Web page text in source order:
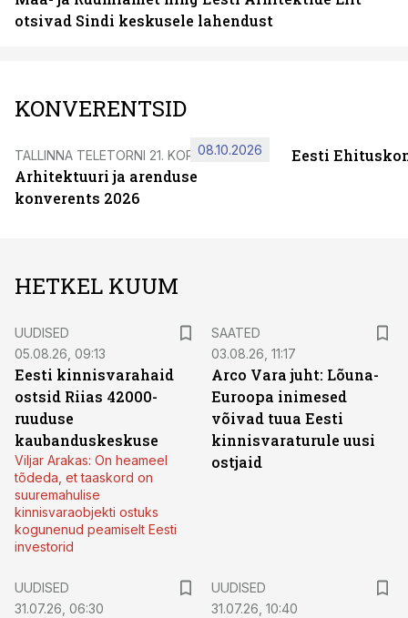
otsivad Sindi keskusele lahendust
KONVERENTSID
TALLINNA TELETORNI 21. KORRUSEL
Arhitektuuri ja arenduse
konverents 2026
08.10.2026 Eesti
HETKEL KUUM
UUDISED
05.08.26, 09:13
Eesti kinnisvarahaid
ostsid Riias 42000-
ruuduse
kaubanduskeskuse
Viljar Arakas: On heameel
tõdeda, et taaskord on
suuremahulise
kinnisvaraobjekti ostuks
kogunenud peamiselt Eesti
investorid
SAATED
03.08.26, 11:17
Arco Vara juht: Lõuna-
Euroopa inimesed
võivad tuua Eesti
kinnisvaraturule uusi
ostjaid
UUDISED
31.07.26, 06:30
UUDISED
31.07.26, 10:40